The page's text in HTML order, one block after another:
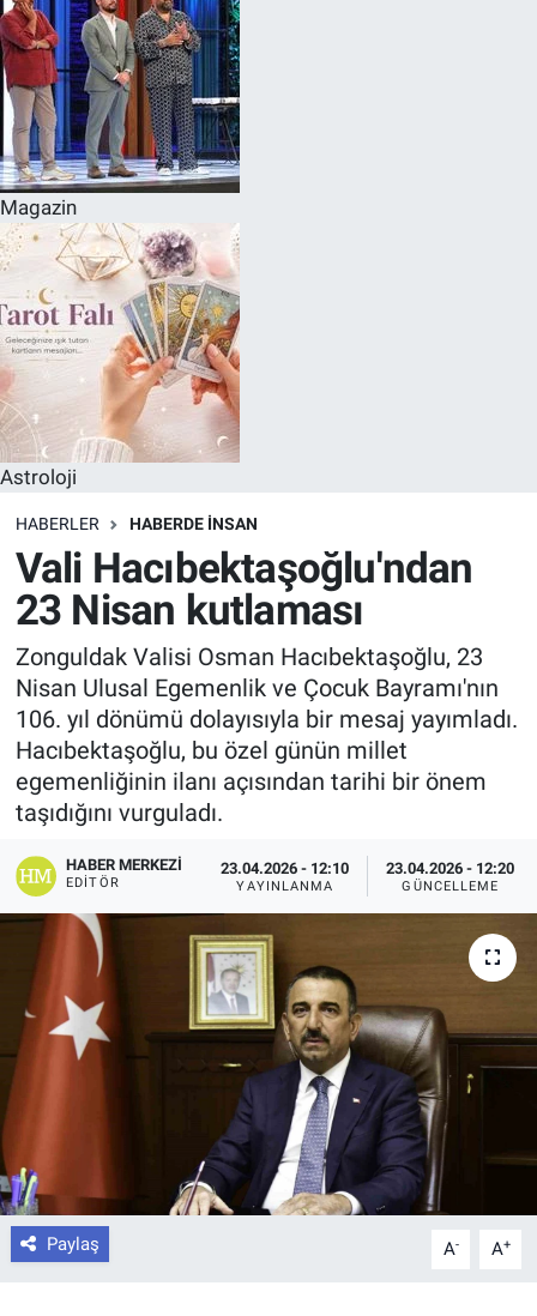
Magazin
Astroloji
HABERLER HABERDE INSAN
Vali Hacıbektaşoğlu'ndan
23 Nisan kutlaması
Zonguldak Valisi Osman Hacıbektaşoğlu, 23
Nisan Ulusal Egemenlik ve Çocuk Bayramı'nın
106. yıl dönümü dolayısıyla bir mesaj yayımladı.
Hacıbektaşoğlu, bu özel günün millet
egemenliğinin ilanı açısından tarihi bir önem
taşıdığını vurguladı.
HABER MERKEZI
EDITÖR
23.04.2026 - 12:10
YAYINLANMA
23.04.2026 - 12:20
GÜNCELLEME
Paylaş A- A+